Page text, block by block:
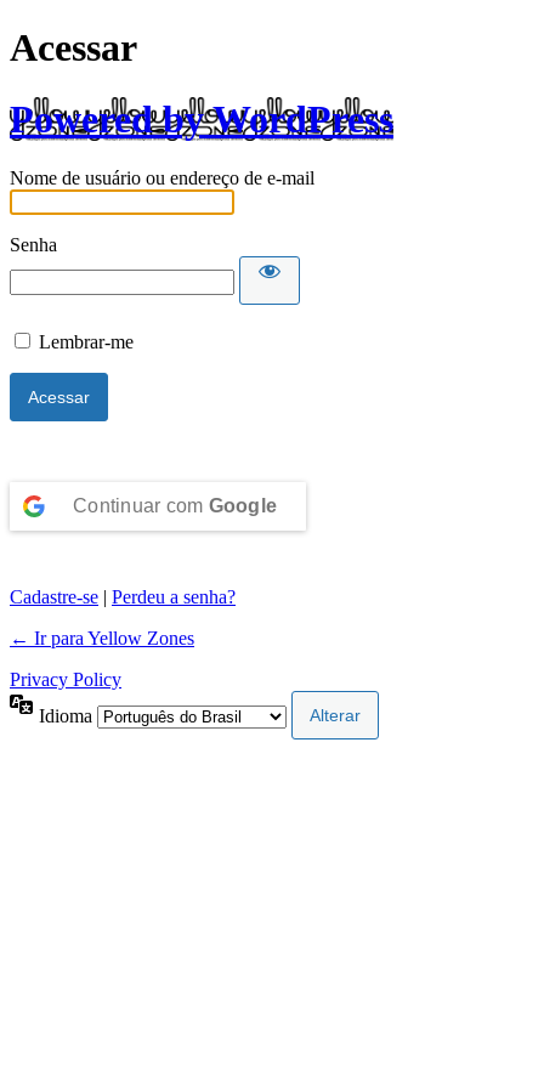
Acessar
Powered by WordPress
Nome de usuário ou endereço de e-mail
Senha
Lembrar-me
Continuar com Google
Cadastre-se | Perdeu a senha?
← Ir para Yellow Zones
Privacy Policy
Idioma